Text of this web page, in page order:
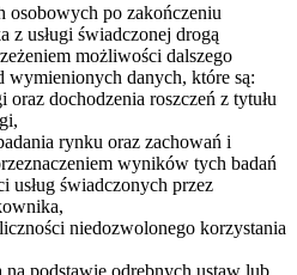
osobowych po zakończeniu
z usługi świadczonej drogą
możliwości dalszego
danych, które są:
oraz dochodzenia roszczeń z tytułu
rynku oraz zachowań i
wyników tych badań
usług świadczonych przez
niedozwolonego korzystania
na podstawie odrębnych ustaw lub